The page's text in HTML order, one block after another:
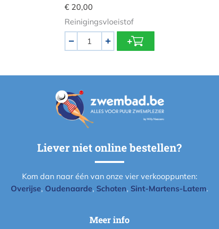
€ 20,00
Reinigingsvloeistof
+
Liever niet online bestellen?
Kom dan naar één van onze vier verkooppunten:
Overijse, Oudenaarde, Schoten, Sint-Martens-Latem.
Meer info